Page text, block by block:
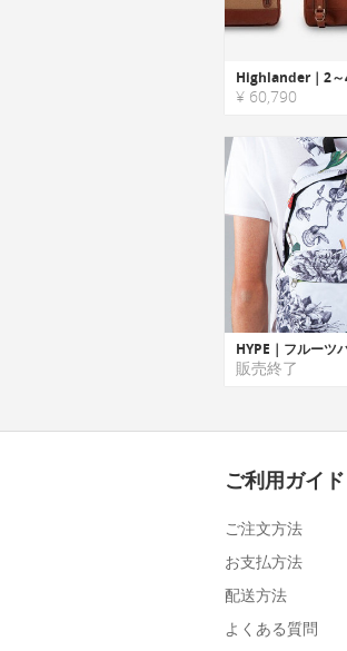
¥ 60,790
HYPE｜フルーツ
販売終了
ご利用ガイド
ご注文方法
お支払方法
配送方法
よくある質問